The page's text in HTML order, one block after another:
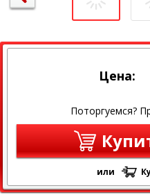
Цена:
Поторгуемся?
или